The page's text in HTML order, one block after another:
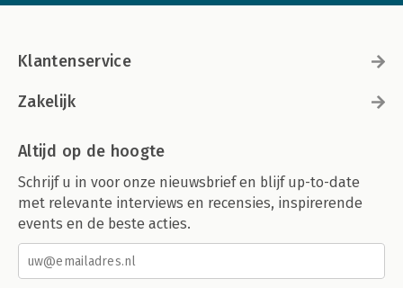
Klantenservice
Zakelijk
Altijd op de hoogte
Schrijf u in voor onze nieuwsbrief en blijf up-to-date
met relevante interviews en recensies, inspirerende
events en de beste acties.